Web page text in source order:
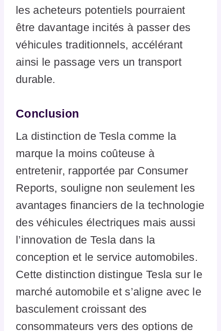
les acheteurs potentiels pourraient
être davantage incités à passer des
véhicules traditionnels, accélérant
ainsi le passage vers un transport
durable.
Conclusion
La distinction de Tesla comme la
marque la moins coûteuse à
entretenir, rapportée par Consumer
Reports, souligne non seulement les
avantages financiers de la technologie
des véhicules électriques mais aussi
l’innovation de Tesla dans la
conception et le service automobiles.
Cette distinction distingue Tesla sur le
marché automobile et s’aligne avec le
basculement croissant des
consommateurs vers des options de